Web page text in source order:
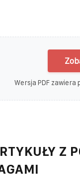
Wersja PDF zawiera
Z